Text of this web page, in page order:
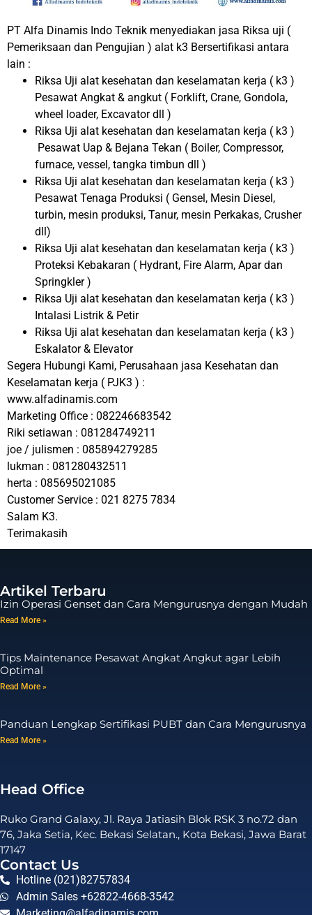
PT Alfa Dinamis Indo Teknik menyediakan jasa Riksa uji (
Pemeriksaan dan Pengujian ) alat k3 Bersertifikasi antara
lain :
Riksa Uji alat kesehatan dan keselamatan kerja ( k3 )
Pesawat Angkat & angkut ( Forklift, Crane, Gondola,
wheel loader, Excavator dll )
Riksa Uji alat kesehatan dan keselamatan kerja ( k3 )
Pesawat Uap & Bejana Tekan ( Boiler, Compressor,
furnace, vessel, tangka timbun dll )
Riksa Uji alat kesehatan dan keselamatan kerja ( k3 )
Pesawat Tenaga Produksi ( Gensel, Mesin Diesel,
turbin, mesin produksi, Tanur, mesin Perkakas, Crusher
dll)
Riksa Uji alat kesehatan dan keselamatan kerja ( k3 )
Proteksi Kebakaran ( Hydrant, Fire Alarm, Apar dan
Springkler )
Riksa Uji alat kesehatan dan keselamatan kerja ( k3 )
Intalasi Listrik & Petir
Riksa Uji alat kesehatan dan keselamatan kerja ( k3 )
Eskalator & Elevator
Segera Hubungi Kami, Perusahaan jasa Kesehatan dan
Keselamatan kerja ( PJK3 ) :
www.alfadinamis.com
Marketing Office : 082246683542
Riki setiawan : 081284749211
joe / julismen : 085894279285
lukman : 081280432511
herta : 085695021085
Customer Service : 021 8275 7834
Salam K3.
Terimakasih
Artikel Terbaru
Izin Operasi Genset dan Cara Mengurusnya dengan Mudah
Read More »
Tips Maintenance Pesawat Angkat Angkut agar Lebih
Optimal
Read More »
Panduan Lengkap Sertifikasi PUBT dan Cara Mengurusnya
Read More »
Head Office
Ruko Grand Galaxy, Jl. Raya Jatiasih Blok RSK 3 no.72 dan
76, Jaka Setia, Kec. Bekasi Selatan., Kota Bekasi, Jawa Barat
17147
Contact Us
Hotline (021)82757834
Admin Sales +62822-4668-3542